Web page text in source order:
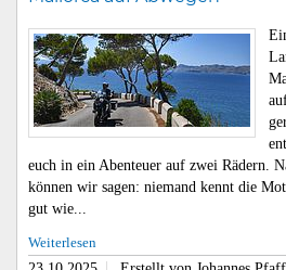
euch in ein Abenteuer auf zwei Rädern.
können wir sagen: niemand kennt die
gut wie...
Weiterlesen